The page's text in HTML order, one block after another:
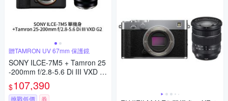
贈TAMRON UV 67mm 保護鏡
SONY ILCE-7M5 + Tamron 25
-200mm f/2.8-5.6 Di III VXD G
2 A7V A7M5 A075 (公司貨)
$107,390
挑戰低價 券